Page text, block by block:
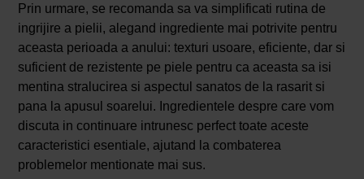
Prin urmare, se recomanda sa va simplificati rutina de
ingrijire a pielii, alegand ingrediente mai potrivite pentru
aceasta perioada a anului: texturi usoare, eficiente, dar si
suficient de rezistente pe piele pentru ca aceasta sa isi
mentina stralucirea si aspectul sanatos de la rasarit si
pana la apusul soarelui. Ingredientele despre care vom
discuta in continuare intrunesc perfect toate aceste
caracteristici esentiale, ajutand la combaterea
problemelor mentionate mai sus.